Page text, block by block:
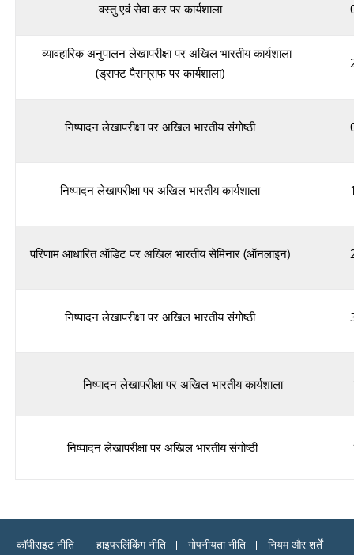
वस्तु एवं सेवा कर पर कार्यशाला
व्यावहारिक अनुपालन लेखापरीक्षा पर अखिल भारतीय कार्यशाला
(ड्राफ्ट पैराग्राफ पर कार्यशाला)
निष्पादन लेखापरीक्षा पर अखिल भारतीय संगोष्ठी
निष्पादन लेखापरीक्षा पर अखिल भारतीय कार्यशाला
परिणाम आधारित ऑडिट पर अखिल भारतीय सेमिनार (ऑनलाइन)
निष्पादन लेखापरीक्षा पर अखिल भारतीय संगोष्ठी
निष्पादन लेखापरीक्षा पर अखिल भारतीय कार्यशाला
निष्पादन लेखापरीक्षा पर अखिल भारतीय संगोष्ठी
कॉपीराइट नीति हाइपरलिंकिंग नीति गोपनीयता नीति नियम और शर्तें